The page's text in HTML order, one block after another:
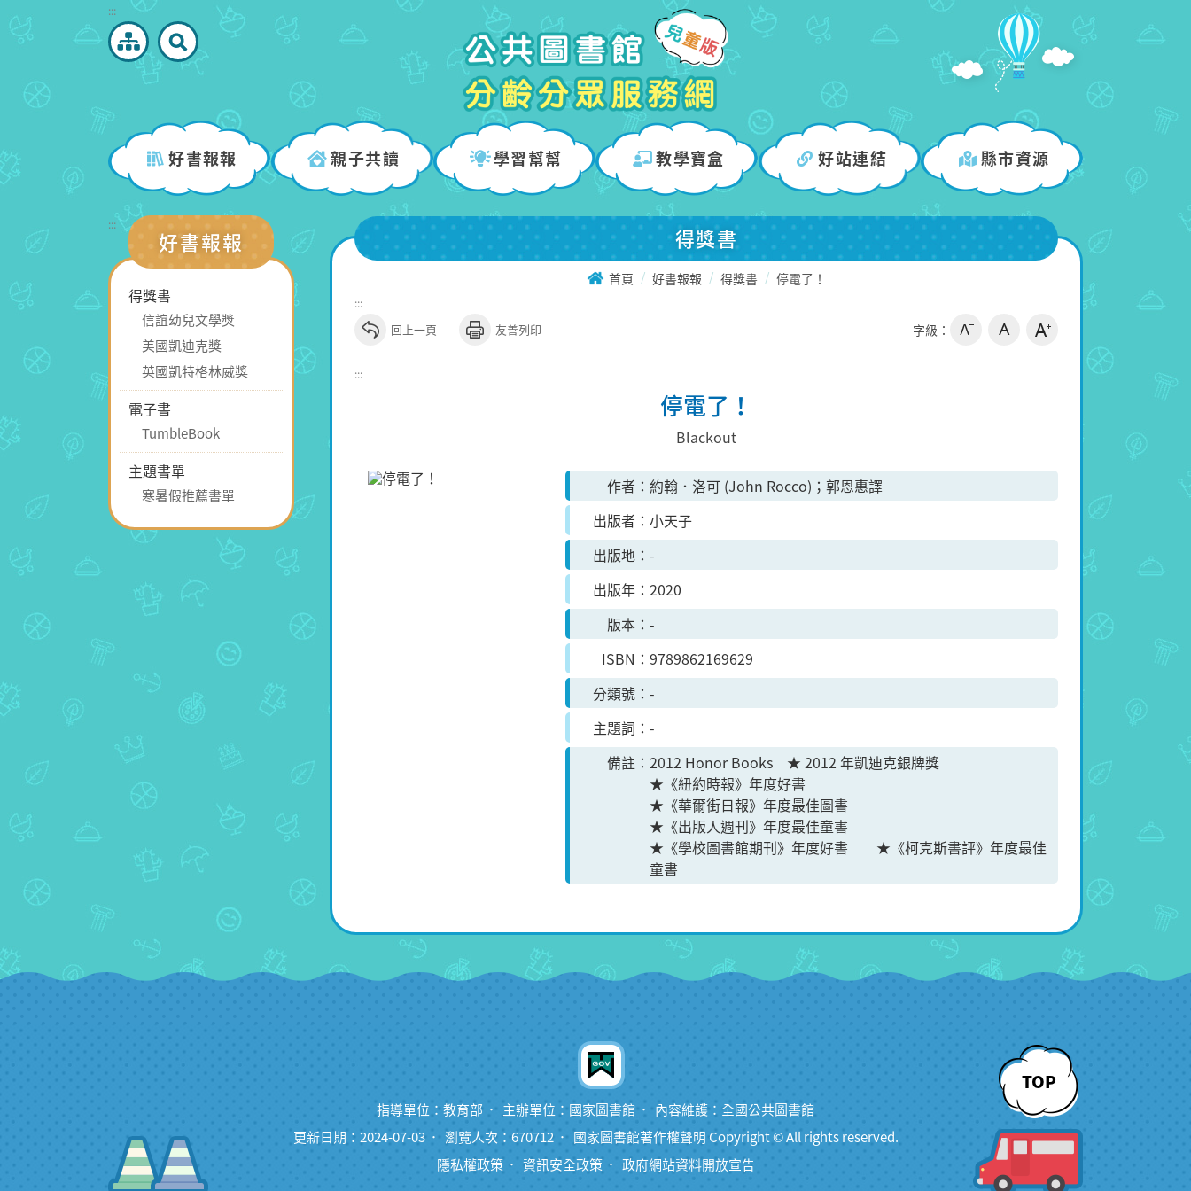
到
塊
:::
好書報報 親子共讀 學習幫幫 教學寶盒 好站連結 縣市資源
:::
好書報報
得獎書
信誼幼兒文學獎
美國凱迪克獎
英國凱特格林威獎
電子書
TumbleBook
主題書單
寒暑假推薦書單
得獎書
首頁 好書報報 得獎書 停電了！
:::
回上一頁 友善列印 字級：
:::
停電了！
Blackout
作者
約翰．洛可 (John Rocco)；郭恩惠譯
出版者
小天子
出版地
-
出版年
2020
版本
-
ISBN
9789862169629
分類號
-
主題詞
-
備註
2012 Honor Books ★ 2012 年凱迪克銀牌獎
★《紐約時報》年度好書
★《華爾街日報》年度最佳圖書
★《出版人週刊》年度最佳童書
★《學校圖書館期刊》年度好書 ★《柯克斯書評》年度最佳
童書
TOP
指導單位：教育部 主辦單位：國家圖書館
內容維護：全國公共圖書館
更新日期：2024-07-03
瀏覽人次：670712
國家圖書館著作權聲明 Copyright © All rights reserved.
隱私權政策
資訊安全政策 政府網站資料開放宣告